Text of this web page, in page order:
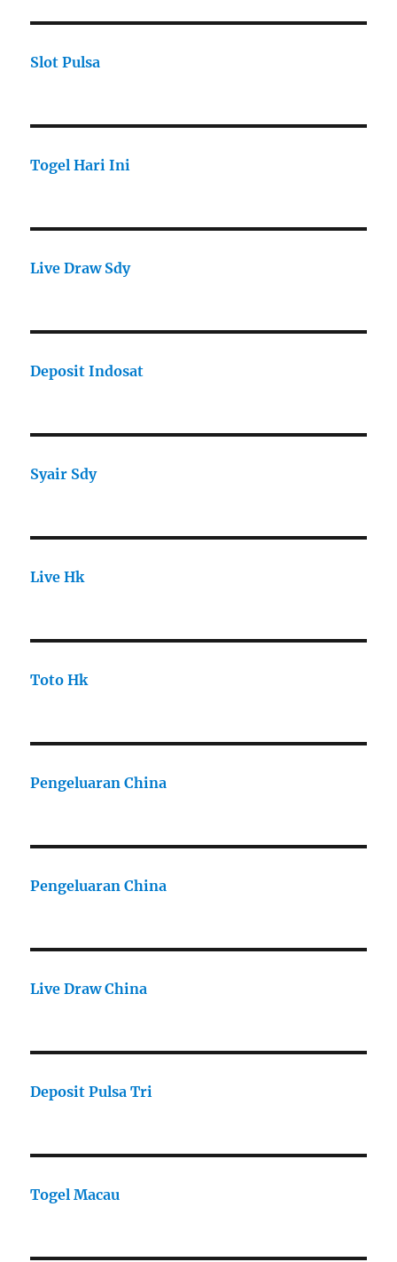
Slot Pulsa
Togel Hari Ini
Live Draw Sdy
Deposit Indosat
Syair Sdy
Live Hk
Toto Hk
Pengeluaran China
Pengeluaran China
Live Draw China
Deposit Pulsa Tri
Togel Macau